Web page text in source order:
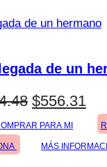
de un
El
precio
original
$556.31
PARA MI
MÁS